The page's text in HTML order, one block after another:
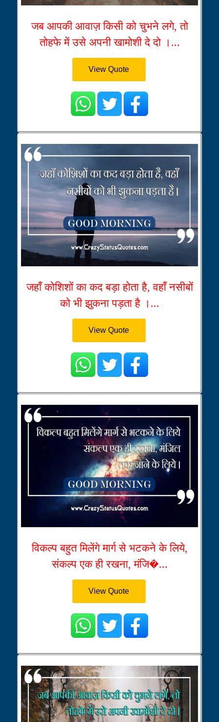
जब आपकी आवाज़ किसी को चुभने लगे, तो
तोहफे में उसे अपनी खामोशी दे दो ।...
View Quote
जहाँ कोशिशों का कद बड़ा होता है, वहाँ नसीबों
को भी झुकना पड़ता है ।...
View Quote
विकल्प बहुत मिलेंगे मार्ग से भटकने के लिये,
संकल्प एक ही रखना, मंजि�...
View Quote